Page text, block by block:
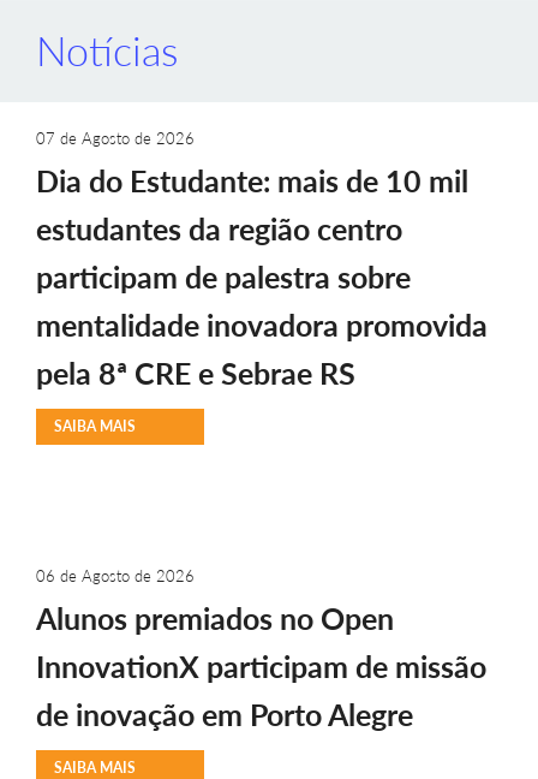
Notícias
07 de Agosto de 2026
Dia do Estudante: mais de 10 mil
estudantes da região centro
participam de palestra sobre
mentalidade inovadora promovida
pela 8ª CRE e Sebrae RS
SAIBA MAIS
06 de Agosto de 2026
Alunos premiados no Open
InnovationX participam de missão
de inovação em Porto Alegre
SAIBA MAIS